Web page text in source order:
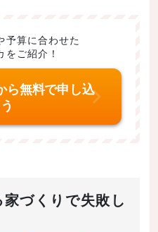
予算に合わせた
ご紹介！
ら無料で申し込
づくりで失敗し